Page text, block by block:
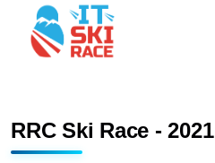
RRC Ski Race - 2021